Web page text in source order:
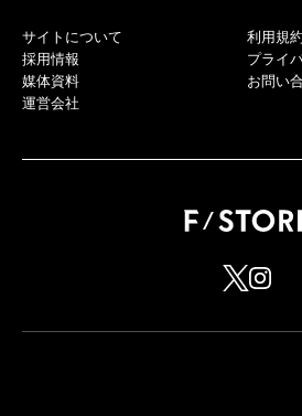
サイトについて
採用情報
媒体資料
運営会社
利用規約
プライ
お問い